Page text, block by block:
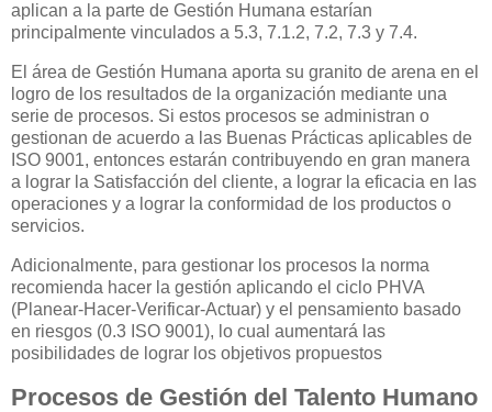
aplican a la parte de Gestión Humana estarían
principalmente vinculados a 5.3, 7.1.2, 7.2, 7.3 y 7.4.
El área de Gestión Humana aporta su granito de arena en el
logro de los resultados de la organización mediante una
serie de procesos. Si estos procesos se administran o
gestionan de acuerdo a las Buenas Prácticas aplicables de
ISO 9001, entonces estarán contribuyendo en gran manera
a lograr la Satisfacción del cliente, a lograr la eficacia en las
operaciones y a lograr la conformidad de los productos o
servicios.
Adicionalmente, para gestionar los procesos la norma
recomienda hacer la gestión aplicando el ciclo PHVA
(Planear-Hacer-Verificar-Actuar) y el pensamiento basado
en riesgos (0.3 ISO 9001), lo cual aumentará las
posibilidades de lograr los objetivos propuestos
Procesos de Gestión del Talento Humano